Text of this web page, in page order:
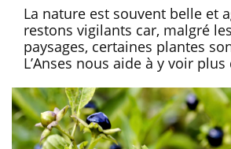
La nature est souvent belle et
restons vigilants car, malgré
paysages, certaines plantes
L’Anses nous aide à y voir plus